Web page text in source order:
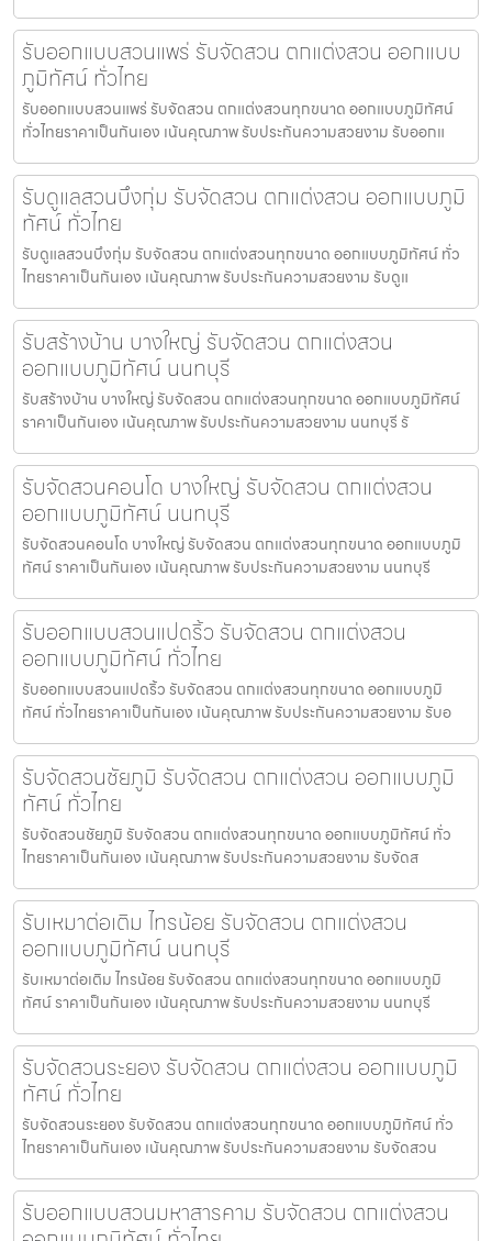
รับออกแบบสวนแพร่ รับจัดสวน ตกแต่งสวน ออกแบบ
ภูมิทัศน์ ทั่วไทย
รับออกแบบสวนแพร่ รับจัดสวน ตกแต่งสวนทุกขนาด ออกแบบภูมิทัศน์
ทั่วไทยราคาเป็นกันเอง เน้นคุณภาพ รับประกันความสวยงาม รับออกแ
รับดูแลสวนบึงกุ่ม รับจัดสวน ตกแต่งสวน ออกแบบภูมิ
ทัศน์ ทั่วไทย
รับดูแลสวนบึงกุ่ม รับจัดสวน ตกแต่งสวนทุกขนาด ออกแบบภูมิทัศน์ ทั่ว
ไทยราคาเป็นกันเอง เน้นคุณภาพ รับประกันความสวยงาม รับดูแ
รับสร้างบ้าน บางใหญ่ รับจัดสวน ตกแต่งสวน
ออกแบบภูมิทัศน์ นนทบุรี
รับสร้างบ้าน บางใหญ่ รับจัดสวน ตกแต่งสวนทุกขนาด ออกแบบภูมิทัศน์
ราคาเป็นกันเอง เน้นคุณภาพ รับประกันความสวยงาม นนทบุรี รั
รับจัดสวนคอนโด บางใหญ่ รับจัดสวน ตกแต่งสวน
ออกแบบภูมิทัศน์ นนทบุรี
รับจัดสวนคอนโด บางใหญ่ รับจัดสวน ตกแต่งสวนทุกขนาด ออกแบบภูมิ
ทัศน์ ราคาเป็นกันเอง เน้นคุณภาพ รับประกันความสวยงาม นนทบุรี
รับออกแบบสวนแปดริ้ว รับจัดสวน ตกแต่งสวน
ออกแบบภูมิทัศน์ ทั่วไทย
รับออกแบบสวนแปดริ้ว รับจัดสวน ตกแต่งสวนทุกขนาด ออกแบบภูมิ
ทัศน์ ทั่วไทยราคาเป็นกันเอง เน้นคุณภาพ รับประกันความสวยงาม รับอ
รับจัดสวนชัยภูมิ รับจัดสวน ตกแต่งสวน ออกแบบภูมิ
ทัศน์ ทั่วไทย
รับจัดสวนชัยภูมิ รับจัดสวน ตกแต่งสวนทุกขนาด ออกแบบภูมิทัศน์ ทั่ว
ไทยราคาเป็นกันเอง เน้นคุณภาพ รับประกันความสวยงาม รับจัดส
รับเหมาต่อเติม ไทรน้อย รับจัดสวน ตกแต่งสวน
ออกแบบภูมิทัศน์ นนทบุรี
รับเหมาต่อเติม ไทรน้อย รับจัดสวน ตกแต่งสวนทุกขนาด ออกแบบภูมิ
ทัศน์ ราคาเป็นกันเอง เน้นคุณภาพ รับประกันความสวยงาม นนทบุรี
รับจัดสวนระยอง รับจัดสวน ตกแต่งสวน ออกแบบภูมิ
ทัศน์ ทั่วไทย
รับจัดสวนระยอง รับจัดสวน ตกแต่งสวนทุกขนาด ออกแบบภูมิทัศน์ ทั่ว
ไทยราคาเป็นกันเอง เน้นคุณภาพ รับประกันความสวยงาม รับจัดสวน
รับออกแบบสวนมหาสารคาม รับจัดสวน ตกแต่งสวน